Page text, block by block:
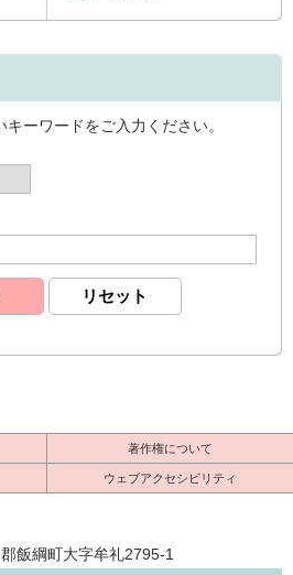
ーワードをご入力ください。
著作権について
ウェブアクセシビリティ
飯綱町大字牟礼2795-1